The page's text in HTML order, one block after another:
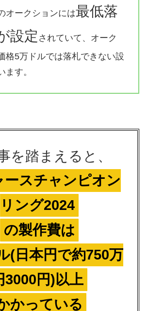
オークションには最低落
設定 されていて、オーク
格5万ドルでは落札できない設
ます。
を踏まえると、
ースチャンピオン
リング2024
の製作費は
(日本円で約750万
3000円)以上
かっている